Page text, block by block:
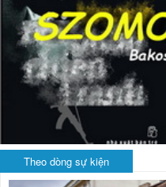
Theo dòng sự kiện